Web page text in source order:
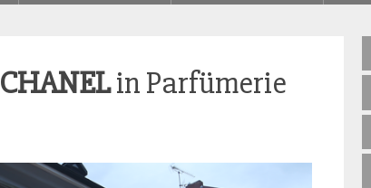
CHANELin Parfümerie